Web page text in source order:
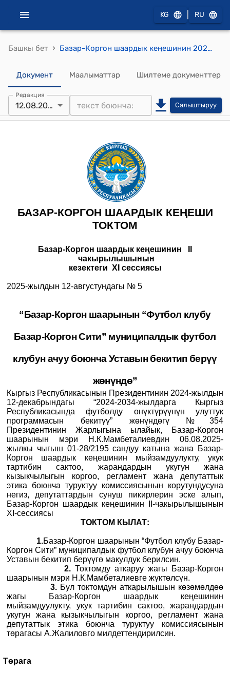
KG RU
Башкы бет › Базар-Коргон шаардык кеңешинин 2025-жылдын 12-августугдагы №5 “Базар-Коргон шаарынын “Футбол клубу Базар-Коргон Сити” муниципалдык футбол клубун ачуу боюнча Уставын бекитип берүү жөнүндө” токтому
Документ Маалыматтар Шилтеме документтер
Редакция
12.08.2025 Салыштыруу